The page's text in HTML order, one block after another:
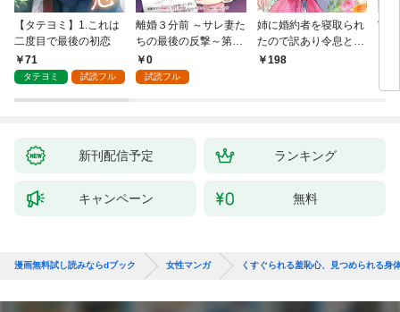
【タテヨミ】1.これは
二度目で最後の初恋
71
タテヨミ 試読フル
離婚３分前 ～サレ妻た
ちの最後の反撃～第1
話0
試読フル
姉に婚約者を寝取られ
たので訳あり令息と結
婚して辺境へと向かい
198
実
新刊配信予定 ランキング
キャンペーン 無料
漫画無料試し読みならdブック 女性マンガ くすぐられる羞恥心、見つめられる身